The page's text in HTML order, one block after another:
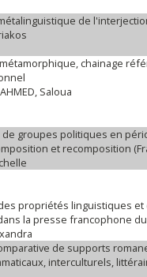
de
chainage
Saloua
de groupes politiques en
et recomposition
propriétés linguistiques
la presse francophone
de supports
interculturels,